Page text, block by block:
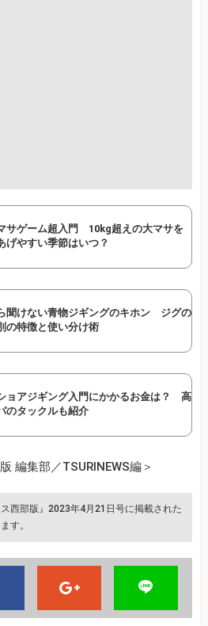
サゲーム超入門 10kg超えの大マサを
げやすい季節はいつ？
聞けない青物ジギングのキホン ジグの
の特徴と使い分け術
ョアジギング入門にかかるお金は？ 高
のタックルも紹介
編集部／TSURINEWS編＞
西部版』2023年4月21日号に掲載された
す。